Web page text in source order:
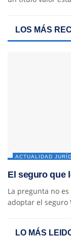
LOS MÁS
ACTUALIDAD
El seguro que
La pregunta no
adoptar el seguro
LO MÁS